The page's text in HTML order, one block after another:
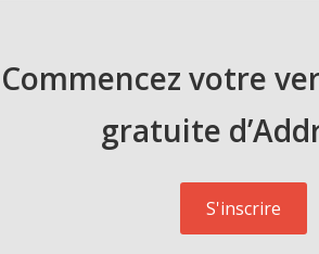
Commencez votre
gratuite
S'inscrire